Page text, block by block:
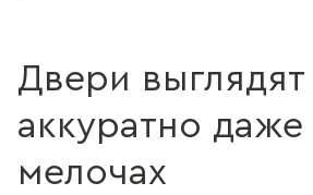
Двери
аккуратно даже
мелочах